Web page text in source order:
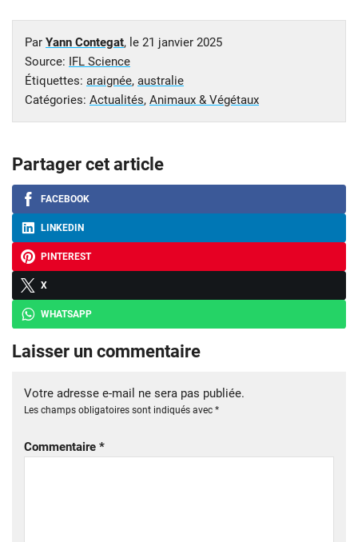
Par Yann Contegat, le 21 janvier 2025
Source: IFL Science
Étiquettes: araignée, australie
Catégories: Actualités, Animaux & Végétaux
Partager cet article
FACEBOOK
LINKEDIN
PINTEREST
X
WHATSAPP
Laisser un commentaire
Votre adresse e-mail ne sera pas publiée.
Les champs obligatoires sont indiqués avec *
Commentaire *